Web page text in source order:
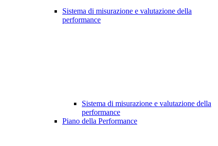
Sistema di misurazione e valutazione della
performance
Sistema di misurazione e valutazione della
performance
Piano della Performance